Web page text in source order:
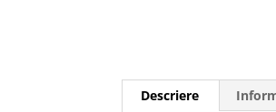
Descriere